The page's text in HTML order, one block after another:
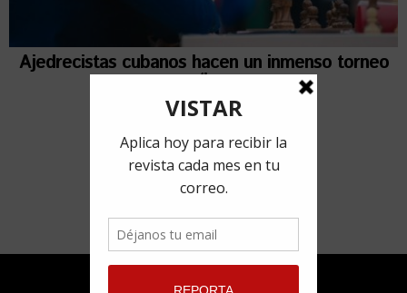
Ajedrecistas cubanos hacen un inmenso torneo
online
porRedacción VISTAR